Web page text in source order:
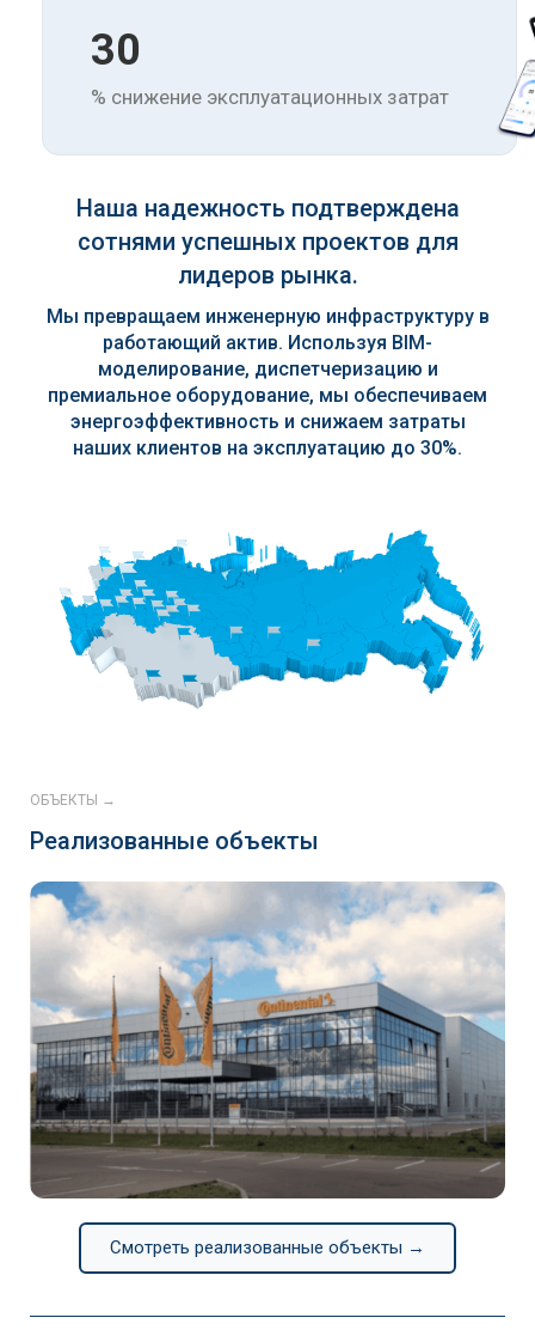
30
% снижение эксплуатационных затрат
Наша надежность подтверждена
сотнями успешных проектов для
лидеров рынка.
Мы превращаем инженерную инфраструктуру в
работающий актив. Используя BIM-
моделирование, диспетчеризацию и
премиальное оборудование, мы обеспечиваем
энергоэффективность и снижаем затраты
наших клиентов на эксплуатацию до 30%.
ОБЪЕКТЫ →
Реализованные объекты
Continental
Смотреть реализованные объекты →